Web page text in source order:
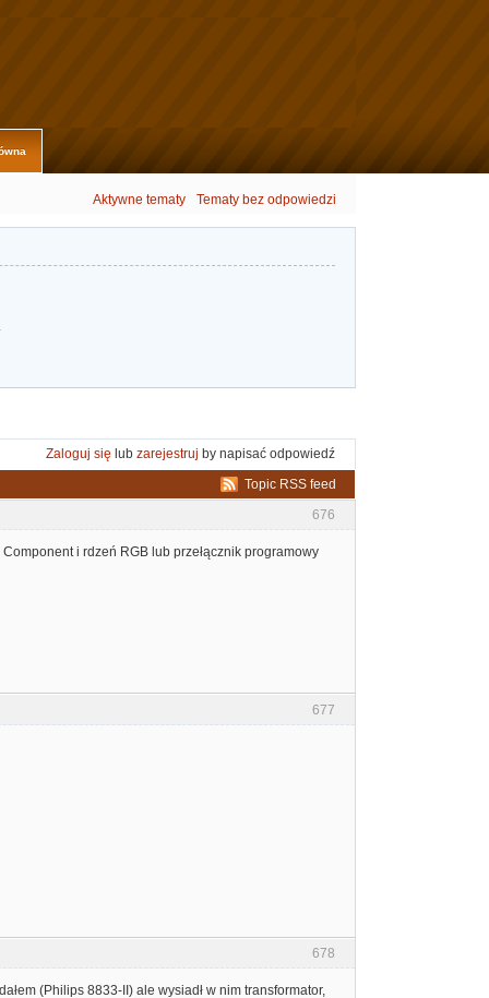
Aktywne tematy Tematy bez odpowiedzi
Zaloguj się lub zarejestruj by napisać odpowiedź
Topic RSS feed
676
i rdzeń RGB lub przełącznik programowy
677
678
(Philips 8833-II) ale wysiadł w nim transformator,